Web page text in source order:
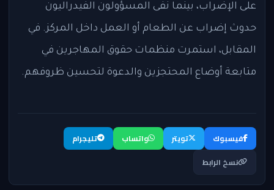
على الإضراب، بينما نفى المسؤولون الفيدراليون
حدوث إضراب عن الطعام أو العمل داخل المركز. في
المقابل، استمرت منظمات حقوق المهاجرين في
متابعة أوضاع المحتجزين والدعوة لتحسين ظروفهم.
فيسبوك تويتر واتساب
تليجرام
نسخ الرابط